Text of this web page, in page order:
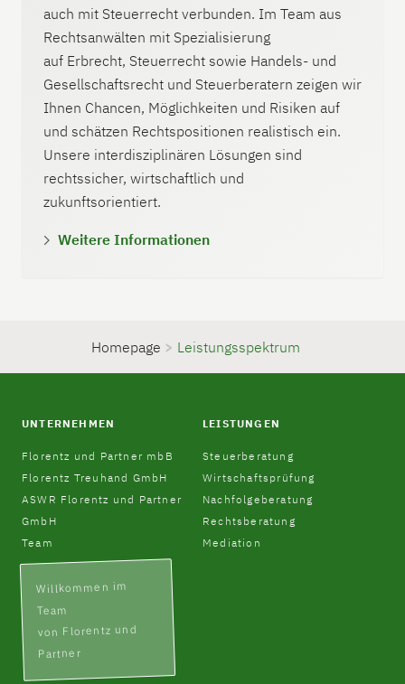
auch mit Steuerrecht verbunden. Im Team aus
Rechtsanwälten mit Spezialisierung
auf Erbrecht, Steuerrecht sowie Handels- und
Gesellschaftsrecht und Steuerberatern zeigen wir
Ihnen Chancen, Möglichkeiten und Risiken auf
und schätzen Rechtspositionen realistisch ein.
Unsere interdisziplinären Lösungen sind
rechtssicher, wirtschaftlich und
zukunftsorientiert.
Weitere Informationen
Homepage > Leistungsspektrum
UNTERNEHMEN
Florentz und Partner mbB
Florentz Treuhand GmbH
ASWR Florentz und Partner
GmbH
Team
Willkommen im
Team
von Florentz und
Partner
LEISTUNGEN
Steuerberatung
Wirtschaftsprüfung
Nachfolgeberatung
Rechtsberatung
Mediation